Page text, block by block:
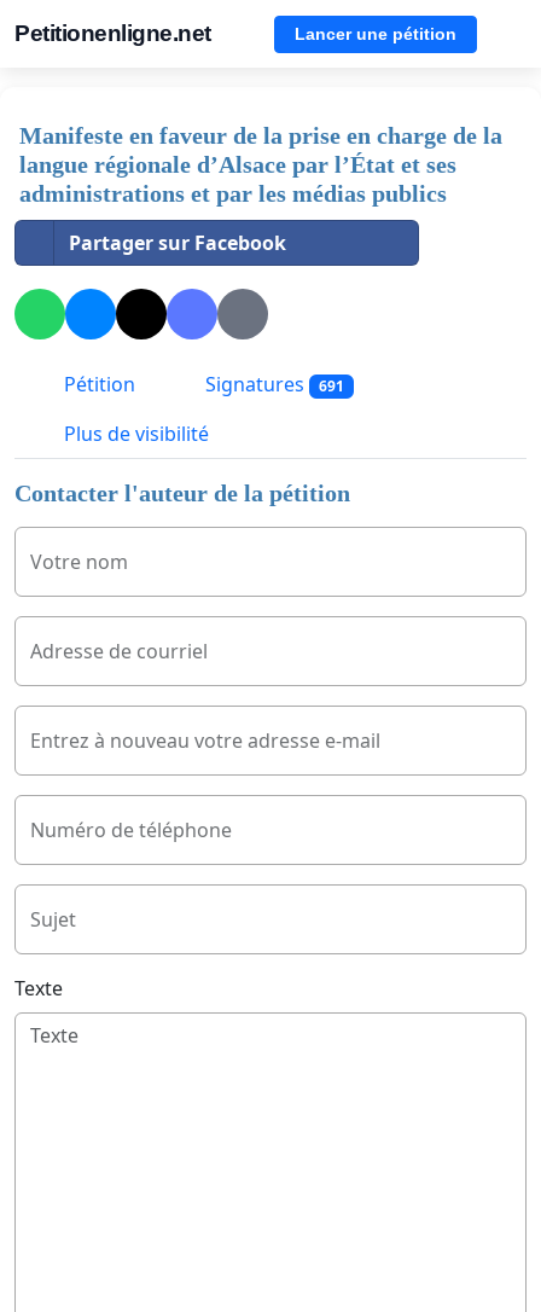
Petitionenligne.net Lancer une pétition
Manifeste en faveur de la prise en charge de la
langue régionale d’Alsace par l’État et ses
administrations et par les médias publics
Partager sur Facebook
Pétition Signatures 691
Plus de visibilité
Contacter l'auteur de la pétition
Votre nom
Adresse de courriel
Entrez à nouveau votre adresse e-mail
Numéro de téléphone
Sujet
Texte